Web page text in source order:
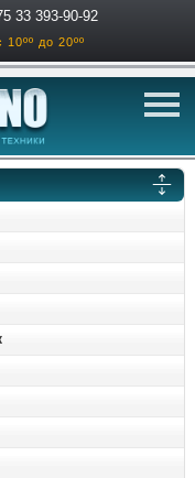
33 393-90-92
до 20ºº